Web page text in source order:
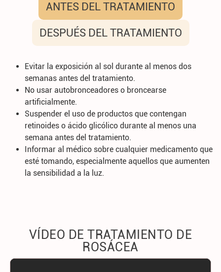
ANTES DEL TRATAMIENTO
DESPUÉS DEL TRATAMIENTO
Evitar la exposición al sol durante al menos dos
semanas antes del tratamiento.
No usar autobronceadores o broncearse
artificialmente.
Suspender el uso de productos que contengan
retinoides o ácido glicólico durante al menos una
semana antes del tratamiento.
Informar al médico sobre cualquier medicamento que
esté tomando, especialmente aquellos que aumenten
la sensibilidad a la luz.
VÍDEO DE TRATAMIENTO DE
ROSÁCEA